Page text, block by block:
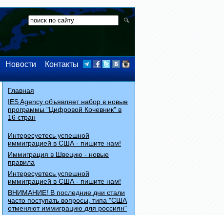
Новости Контакты
Главная
IES Agency объявляет набор в новые
программы "Цифровой Кочевник" в
16 стран
Интересуетесь успешной
иммиграцией в США - пишите нам!
Иммиграция в Швецию - новые
правила
Интересуетесь успешной
иммиграцией в США - пишите нам!
ВНИМАНИЕ! В последние дни стали
часто поступать вопросы, типа "США
отменяют иммиграцию для россиян"